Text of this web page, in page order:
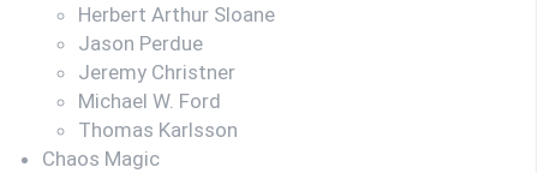
Herbert Arthur Sloane
Jason Perdue
Jeremy Christner
Michael W. Ford
Thomas Karlsson
Chaos Magic